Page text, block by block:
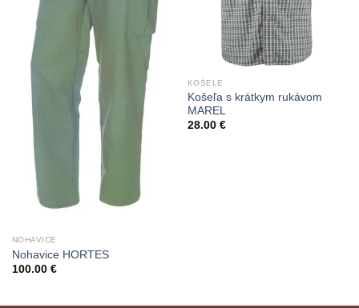
NOHAVICE
Nohavice HORTES
100.00 €
KOŠELE
Košeľa s krátkym rukávom
MAREL
28.00 €